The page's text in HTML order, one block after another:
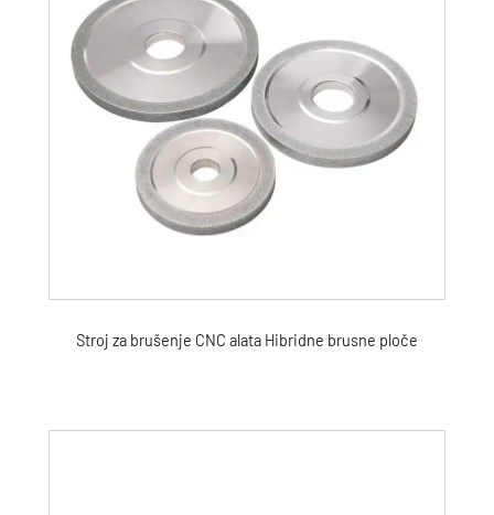
Stroj za brušenje CNC alata Hibridne brusne ploče